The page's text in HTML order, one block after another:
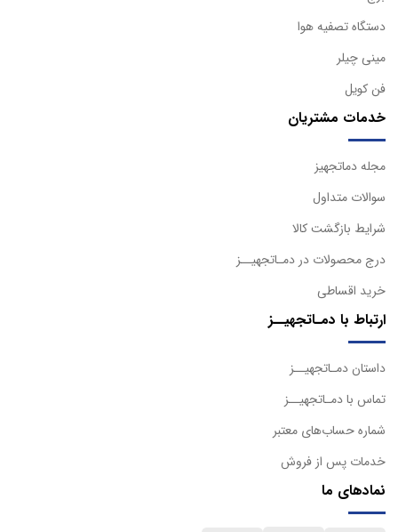
دستگاه تصفيه هوا
مینی چیلر
فن کویل
خدمات مشتریان
مجله دماتجهیز
سوالات متداول
شرایط بازگشت کالا
درج محصولات در دمـاتجهیــز
خرید اقساطی
ارتباط با دمـاتجهیــز
داستان دمـاتجهیــز
تماس با دمـاتجهیــز
شماره حساب‌های معتبر
خدمات پس از فروش
نمادهای ما